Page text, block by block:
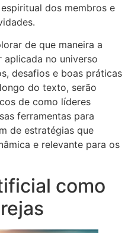
dos membros e
de que maneira a
no universo
desafios e boas práticas
do texto, serão
de como líderes
ferramentas para
de estratégias que
e relevante para os
como